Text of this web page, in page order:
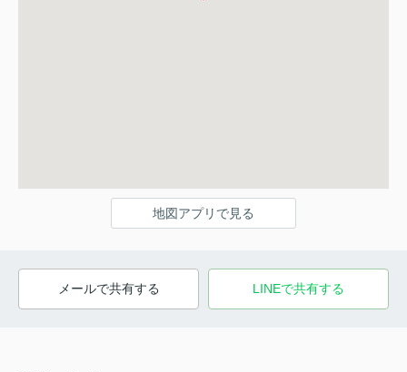
地図アプリで見る
メールで共有する LINEで共有する